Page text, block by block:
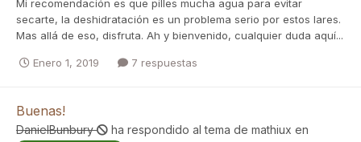
Mi recomendación es que pilles mucha agua para evitar
secarte, la deshidratación es un problema serio por estos lares.
Mas allá de eso, disfruta. Ah y bienvenido, cualquier duda aquí...
Enero 1, 2019 7 respuestas
Buenas!
DanielBunbury ha respondido al tema de mathiux en